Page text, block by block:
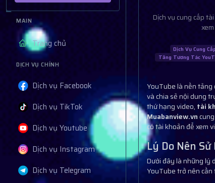
MAIN
Trang chủ
DỊCH VỤ CHÍNH
Dịch vụ Facebook
Dịch vụ TikTok
Dịch vụ Youtube
Dịch vụ Instagram
Dịch vụ Telegram
Dịch vụ cung cấp
Dịch Vụ Cung
Tăng Tương Tác
YouTube là nền tảng
và chia sẻ nội dung
thứ hạng video, tài
Muabanview.vn
có tài khoản để xem
Lý Do Nên Sử
Dưới đây là những lý
YouTube trở nên cần